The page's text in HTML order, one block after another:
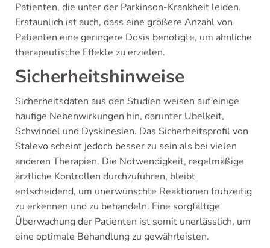
Patienten, die unter der Parkinson-Krankheit leiden.
Erstaunlich ist auch, dass eine größere Anzahl von
Patienten eine geringere Dosis benötigte, um ähnliche
therapeutische Effekte zu erzielen.
Sicherheitshinweise
Sicherheitsdaten aus den Studien weisen auf einige
häufige Nebenwirkungen hin, darunter Übelkeit,
Schwindel und Dyskinesien. Das Sicherheitsprofil von
Stalevo scheint jedoch besser zu sein als bei vielen
anderen Therapien. Die Notwendigkeit, regelmäßige
ärztliche Kontrollen durchzuführen, bleibt
entscheidend, um unerwünschte Reaktionen frühzeitig
zu erkennen und zu behandeln. Eine sorgfältige
Überwachung der Patienten ist somit unerlässlich, um
eine optimale Behandlung zu gewährleisten.